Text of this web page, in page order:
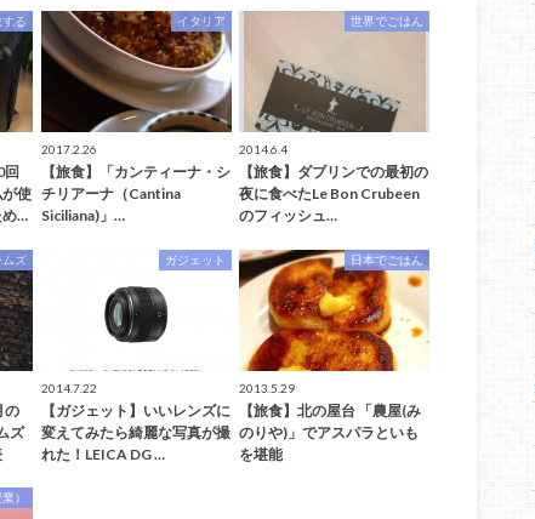
る
回
使
め…
イタリア
2017.2.26
【旅食】「カンティーナ・シ
チリアーナ（Cantina
Siciliana)」…
世界でごはん
2014.6.4
【旅食】ダブリンでの最初の
夜に食べたLe Bon Crubeen
のフィッシュ…
ムズ
の
ズ
ガジェット
2014.7.22
【ガジェット】いいレンズに
変えてみたら綺麗な写真が撮
れた！LEICA DG …
日本でごはん
2013.5.29
【旅食】北の屋台 「農屋(み
のりや)」でアスパラといも
を堪能
）